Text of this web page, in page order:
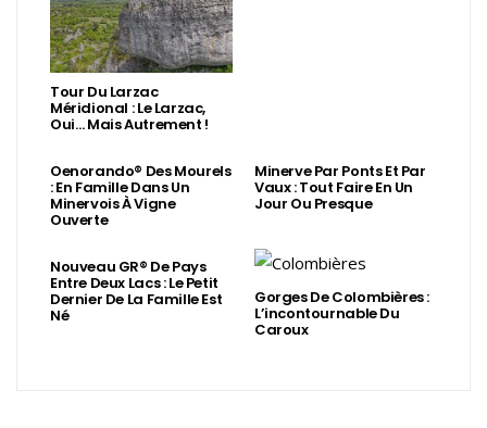
Tour Du Larzac
Méridional : Le Larzac,
Oui… Mais Autrement !
Oenorando® Des Mourels
: En Famille Dans Un
Minervois À Vigne
Ouverte
Minerve Par Ponts Et Par
Vaux : Tout Faire En Un
Jour Ou Presque
Nouveau GR® De Pays
Entre Deux Lacs : Le Petit
Dernier De La Famille Est
Né
Gorges De Colombières :
L’incontournable Du
Caroux